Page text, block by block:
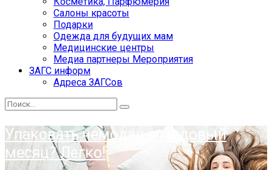
Салоны красоты
Подарки
Одежда для будущих мам
Медицинские центры
Медиа партнеры Мероприятия
ЗАГС информ
Адреса ЗАГСов
Упаковать чемодан в медовый
месяц? Легко!